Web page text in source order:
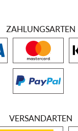
ZAHLUNGSARTEN
VERSANDARTEN